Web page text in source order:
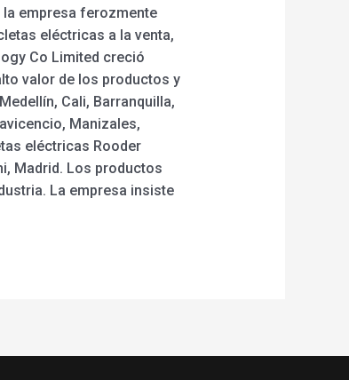
empresa ferozmente
eléctricas a la venta,
Co Limited creció
valor de los productos y
Cali, Barranquilla,
Manizales,
eléctricas Rooder
Madrid. Los productos
La empresa insiste